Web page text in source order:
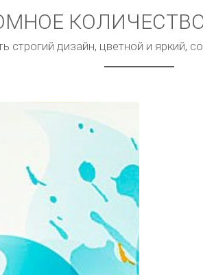
строгий дизайн, цветной и яркий,